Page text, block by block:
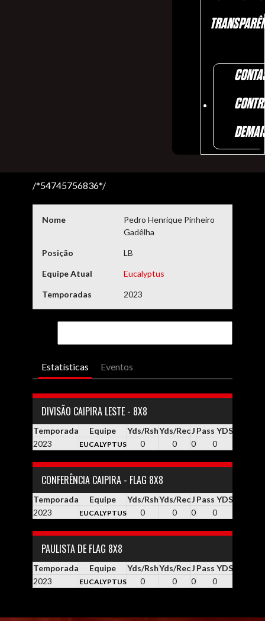
/*54745756836*/
Nome
Pedro Henrique Pinheiro
Gadêlha
Posição LB
Equipe Atual Eucalyptus
Temporadas 2023
Estatísticas Eventos
DIVISÃO CAIPIRA LESTE - 8X8
Temporada Equipe Yds/RshYds/RecJ Pass YDS
2023
EUCALYPTUS 0 0 0 0
CONFERÊNCIA CAIPIRA - FLAG 8X8
Temporada Equipe Yds/RshYds/RecJ Pass YDS
2023
EUCALYPTUS 0 0 0 0
PAULISTA DE FLAG 8X8
Temporada Equipe Yds/RshYds/RecJ Pass YDS
2023
EUCALYPTUS 0 0 0 0